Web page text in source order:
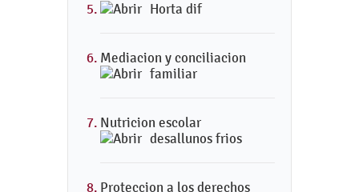
Horta dif
Mediacion y conciliacion
familiar
Nutricion escolar
desallunos frios
Proteccion a los derechos